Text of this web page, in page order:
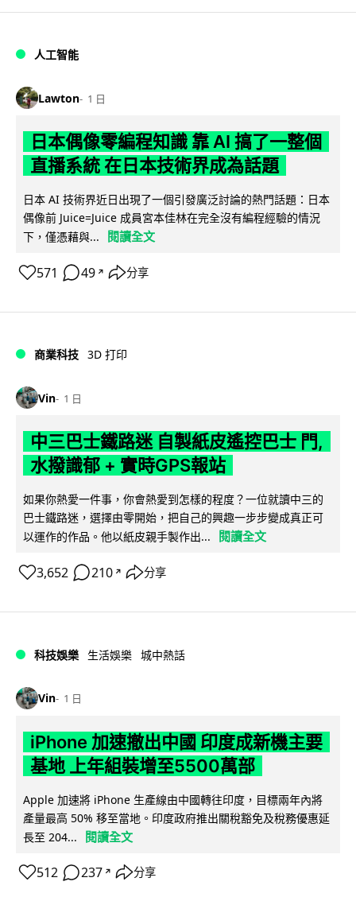
人工智能
Lawton 1 日
日本偶像零編程知識 靠 AI 搞了一整個
直播系統 在日本技術界成為話題
日本 AI 技術界近日出現了一個引發廣泛討論的熱門話題：日本
偶像前 Juice=Juice 成員宮本佳林在完全沒有編程經驗的情況
下，僅憑藉與...
閱讀全文
571 49 ↗ 分享
商業科技 3D 打印
Vin 1 日
中三巴士鐵路迷 自製紙皮遙控巴士 門,
水撥識郁 + 實時GPS報站
如果你熱愛一件事，你會熱愛到怎樣的程度？一位就讀中三的
巴士鐵路迷，選擇由零開始，把自己的興趣一步步變成真正可
以運作的作品。他以紙皮親手製作出...
閱讀全文
3,652 210 ↗ 分享
科技娛樂 生活娛樂 城中熱話
Vin 1 日
iPhone 加速撤出中國 印度成新機主要
基地 上年組裝增至5500萬部
Apple 加速將 iPhone 生產線由中國轉往印度，目標兩年內將
產量最高 50% 移至當地。印度政府推出關稅豁免及稅務優惠延
長至 204...
閱讀全文
512 237 ↗ 分享